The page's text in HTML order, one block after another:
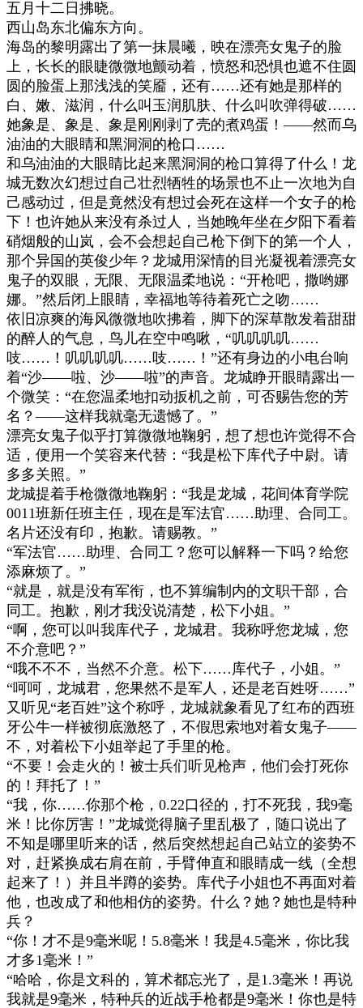
五月十二日拂晓。
西山岛东北偏东方向。
海岛的黎明露出了第一抹晨曦，映在漂亮女鬼子的脸
上，长长的眼睫微微地颤动着，愤怒和恐惧也遮不住圆
圆的脸蛋上那浅浅的笑靥，还有……还有她是那样的
白、嫩、滋润，什么叫玉润肌肤、什么叫吹弹得破……
她象是、象是、象是刚刚剥了壳的煮鸡蛋！——然而乌
油油的大眼睛和黑洞洞的枪口 ……
和乌油油的大眼睛比起来黑洞洞的枪口算得了什么！龙
城无数次幻想过自己壮烈牺牲的场景也不止一次地为自
己感动过，但是竟然没有想过会死在这样一个女子的枪
下！也许她从来没有杀过人，当她晚年坐在夕阳下看着
硝烟般的山岚，会不会想起自己枪下倒下的第一个人，
那个异国的英俊少年？龙城用深情的目光凝视着漂亮女
鬼子的双眼，无限、无限温柔地说： “开枪吧，撒哟娜
娜。 ”然后闭上眼睛，幸福地等待着死亡之吻……
依旧凉爽的海风微微地吹拂着，脚下的深草散发着甜甜
的醉人的气息，鸟儿在空中鸣啾， “叽叽叽叽……
吱…… ！叽叽叽叽……吱…… ！ ”还有身边的小电台响
着“沙——啦、沙——啦”的声音。龙城睁开眼睛露出一
个微笑： “在您温柔地扣动扳机之前，可否赐告您的芳
名？——这样我就毫无遗憾了。 ”
漂亮女鬼子似乎打算微微地鞠躬，想了想也许觉得不合
适，便用一个笑容来代替： “我是松下库代子中尉。请
多多关照。 ”
龙城提着手枪微微地鞠躬： “我是龙城，花间体育学院
0011班新任班主任，现在是军法官…… 助理、合同工。
名片还没有印，抱歉。请赐教。 ”
“军法官…… 助理、合同工？您可以解释一下吗？给您
添麻烦了。 ”
“就是，就是没有军衔，也不算编制内的文职干部，合
同工。抱歉，刚才我没说清楚，松下小姐。 ”
“啊，您可以叫我库代子，龙城君。我称呼您龙城，您
不介意吧？ ”
“哦不不不，当然不介意。松下…… 库代子，小姐。 ”
“呵呵，龙城君，您果然不是军人，还是老百姓呀……”
又听见“老百姓”这个称呼，龙城就象看见了红布的西班
牙公牛一样被彻底激怒了，不假思索地对着女鬼子——
不，对着松下小姐举起了手里的枪。
“不要！会走火的！被士兵们听见枪声，他们会打死你
的！拜托了！ ”
“我，你……你那个枪， 0.22口径的，打不死我，我9毫
米！比你厉害！ ”龙城觉得脑子里乱极了，随口说出了
不知是哪里听来的话，然后突然想起自己站立的姿势不
对，赶紧换成右肩在前，手臂伸直和眼睛成一线（全想
起来了！）并且半蹲的姿势。库代子小姐也不再面对着
他，也改成了和他相仿的姿势。什么？她？她也是特种
兵？
“你！才不是9毫米呢！ 5.8毫米！我是4.5毫米，你比我
才多1毫米！ ”
“哈哈，你是文科的，算术都忘光了，是1.3毫米！再说
我就是9毫米，特种兵的近战手枪都是9毫米！你也是特